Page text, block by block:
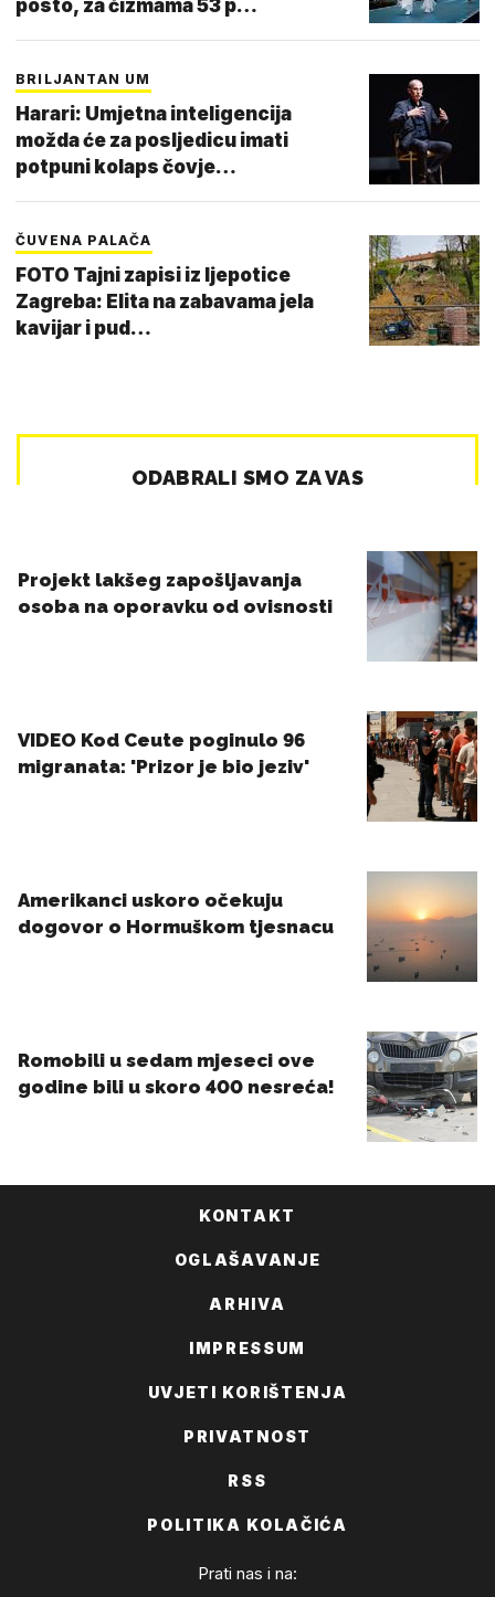
posto, za čizmama 53 p…
BRILJANTAN UM
Harari: Umjetna inteligencija
možda će za posljedicu imati
potpuni kolaps čovje…
ČUVENA PALAČA
FOTO Tajni zapisi iz ljepotice
Zagreba: Elita na zabavama jela
kavijar i pud…
KONTAKT
OGLAŠAVANJE
ARHIVA
IMPRESSUM
UVJETI KORIŠTENJA
PRIVATNOST
RSS
POLITIKA KOLAČIĆA
Prati nas i na: